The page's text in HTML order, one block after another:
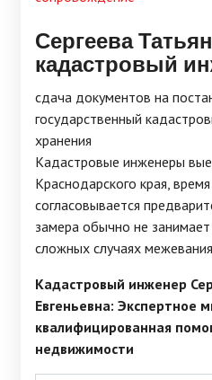
Сергеева
кадастровый
сдача документов на
государственный
хранения
Кадастровые инженеры
Краснодарского края,
согласовывается
замера обычно не
сложных случаях
Кадастровый инженер
Евгеньевна: Экспертное
квалифицированная
недвижимости